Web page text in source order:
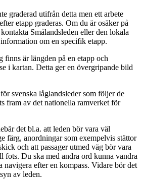
graderad utifrån detta men ett arbete
etapp graderas. Om du är osäker på
Smålandsleden eller den lokala
om en specifik etapp.
är längden på en etapp och
i kartan. Detta ger en övergripande bild
svenska låglandsleder som följer de
fram av det nationella ramverket för
det bl.a. att leden bör vara väl
färg, anordningar som exempelvis stättor
och att passager utmed väg bör vara
fots. Du ska med andra ord kunna vandra
navigera efter en kompass. Vidare bör det
av leden.